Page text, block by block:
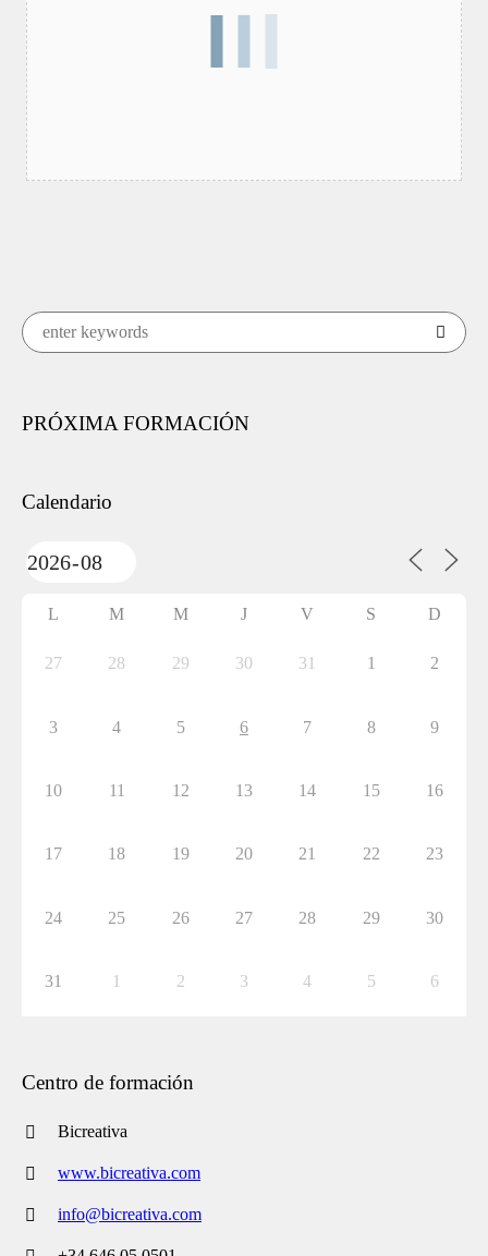
PRÓXIMA FORMACIÓN
Calendario
L M M J V S D
27 28 29 30 31 1 2
3 4 5 6 7 8 9
10 11 12 13 14 15 16
17 18 19 20 21 22 23
24 25 26 27 28 29 30
31 1 2 3 4 5 6
Centro de formación
Bicreativa
www.bicreativa.com
info@bicreativa.com